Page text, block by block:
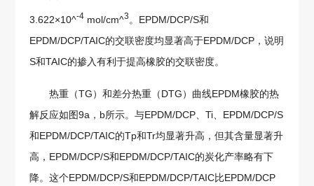
3.622×10^-4 mol/cm^3 。EPDM/DCP/S和
EPDM/DCP/TAIC的交联密度均显著高于EPDM/DCP，说明
S和TAIC的掺入有利于提高橡胶的交联密度。
热重（TG）和差分热重（DTG）曲线EPDM橡胶的热
解反应如图9a，b所示。与EPDM/DCP、Ti、EPDM/DCP/S
和EPDM/DCP/TAIC的Tp和Tr均显著升高，但其含量显著升
高，EPDM/DCP/S和EPDM/DCP/TAIC的炭化产率略有下
降。这个EPDM/DCP/S和EPDM/DCP/TAIC比EPDM/DCP